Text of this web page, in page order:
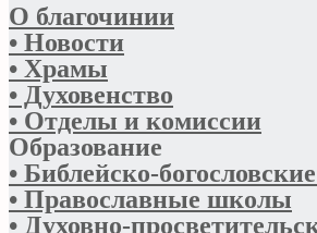
О благочинии
• Новости
• Храмы
• Духовенство
• Отделы и комиссии
Образование
• Библейско-
• Православные школы
• Духовно-